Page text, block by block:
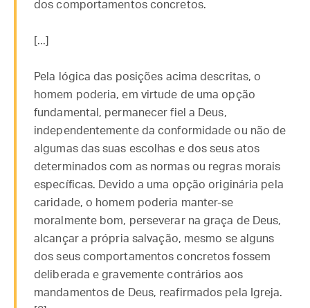
dos comportamentos concretos.
[...]
Pela lógica das posições acima descritas, o
homem poderia, em virtude de uma opção
fundamental, permanecer fiel a Deus,
independentemente da conformidade ou não de
algumas das suas escolhas e dos seus atos
determinados com as normas ou regras morais
específicas. Devido a uma opção originária pela
caridade, o homem poderia manter-se
moralmente bom, perseverar na graça de Deus,
alcançar a própria salvação, mesmo se alguns
dos seus comportamentos concretos fossem
deliberada e gravemente contrários aos
mandamentos de Deus, reafirmados pela Igreja.